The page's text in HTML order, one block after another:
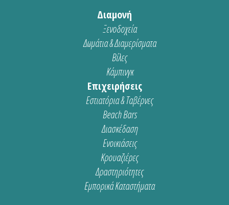
Διαμονή
Ξενοδοχεία
Δωμάτια & Διαμερίσματα
Βίλες
Κάμπινγκ
Επιχειρήσεις
Εστιατόρια & Ταβέρνες
Beach Bars
Διασκέδαση
Ενοικιάσεις
Κρουαζιέρες
Δραστηριότητες
Εμπορικά Καταστήματα